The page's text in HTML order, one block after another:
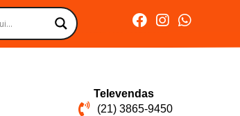
Televendas
(21) 3865-9450